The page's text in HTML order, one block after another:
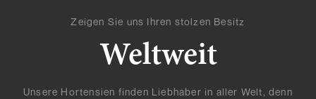
Zeigen Sie uns Ihren stolzen Besitz
Weltweit
Unsere Hortensien finden Liebhaber in aller Welt, denn